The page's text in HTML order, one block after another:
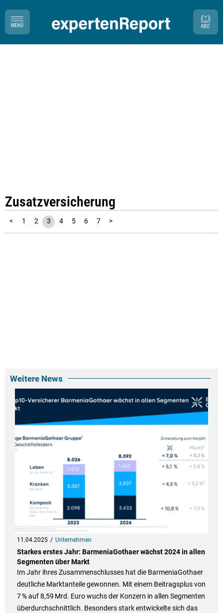
Zusatzversicherung
< 1 2 3 4 5 6 7 >
Weitere News
11.04.2025 Unternehmen
Starkes erstes Jahr: BarmeniaGothaer wächst 2024 in allen
Segmenten über Markt
Im Jahr ihres Zusammenschlusses hat die BarmeniaGothaer
deutliche Marktanteile gewonnen. Mit einem Beitragsplus von
7 % auf 8,59 Mrd. Euro wuchs der Konzern in allen Segmenten
überdurchschnittlich. Besonders stark entwickelte sich das